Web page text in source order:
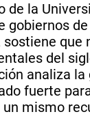
de la
del
analiza
fuerte
mismo